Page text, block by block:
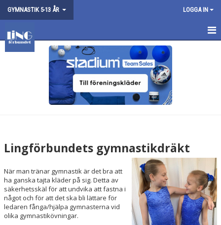
GYMNASTIK 5-13 ÅR LOGGA IN
GYMNASTIK 5-13 ÅR
HITTA GYMNASTIKSAL
FRÅGOR OCH SVAR
BESTÄLL GYMNASTIKDRÄKT
BOKA PLATS
Lingförbundets gymnastikdräkt
När man tränar gymnastik är det bra att
ha ganska tajta kläder på sig. Detta av
säkerhetsskäl för att undvika att fastna i
något och för att det ska bli lättare för
ledaren fånga/hjälpa gymnasterna vid
olika gymnastikövningar.